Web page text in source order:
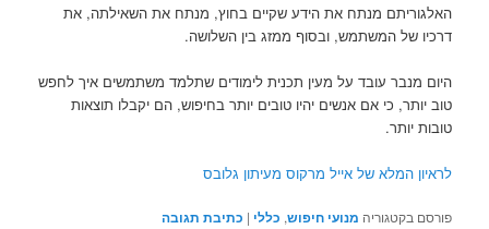
האלגוריתם מנתח את הידע שקיים בחוץ, מנתח את השאילתה, את
דרכיו של המשתמש, ובסוף ממזג בין השלושה.
היום מנבר עובד על מעין תכנית לימודים שתלמד משתמשים איך לחפש
טוב יותר, כי אם אנשים יהיו טובים יותר בחיפוש, הם יקבלו תוצאות
טובות יותר.
לראיון המלא של אייל מרקוס מעיתון גלובס
פורסם בקטגוריה מנועי חיפוש, כללי | כתיבת תגובה